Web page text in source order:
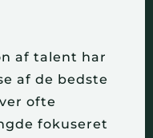
af talent har
af de bedste
ofte
fokuseret